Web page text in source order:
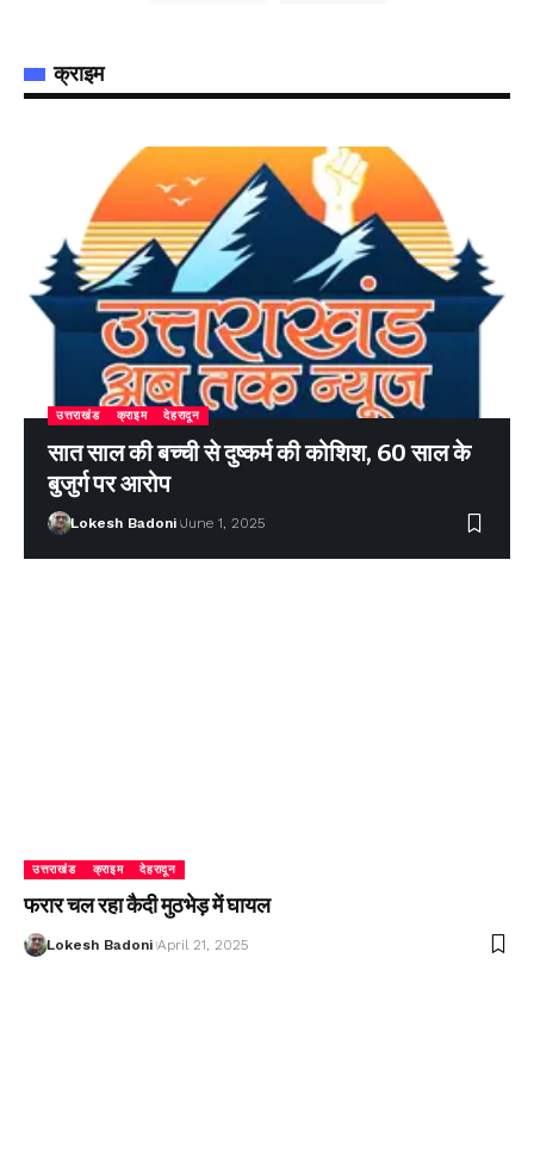
क्राइम
उत्तराखंड क्राइम देहरादून
सात साल की बच्ची से दुष्कर्म की कोशिश, 60 साल के
बुजुर्ग पर आरोप
Lokesh Badoni June 1, 2025
उत्तराखंड क्राइम देहरादून
फरार चल रहा कैदी मुठभेड़ में घायल
Lokesh Badoni April 21, 2025